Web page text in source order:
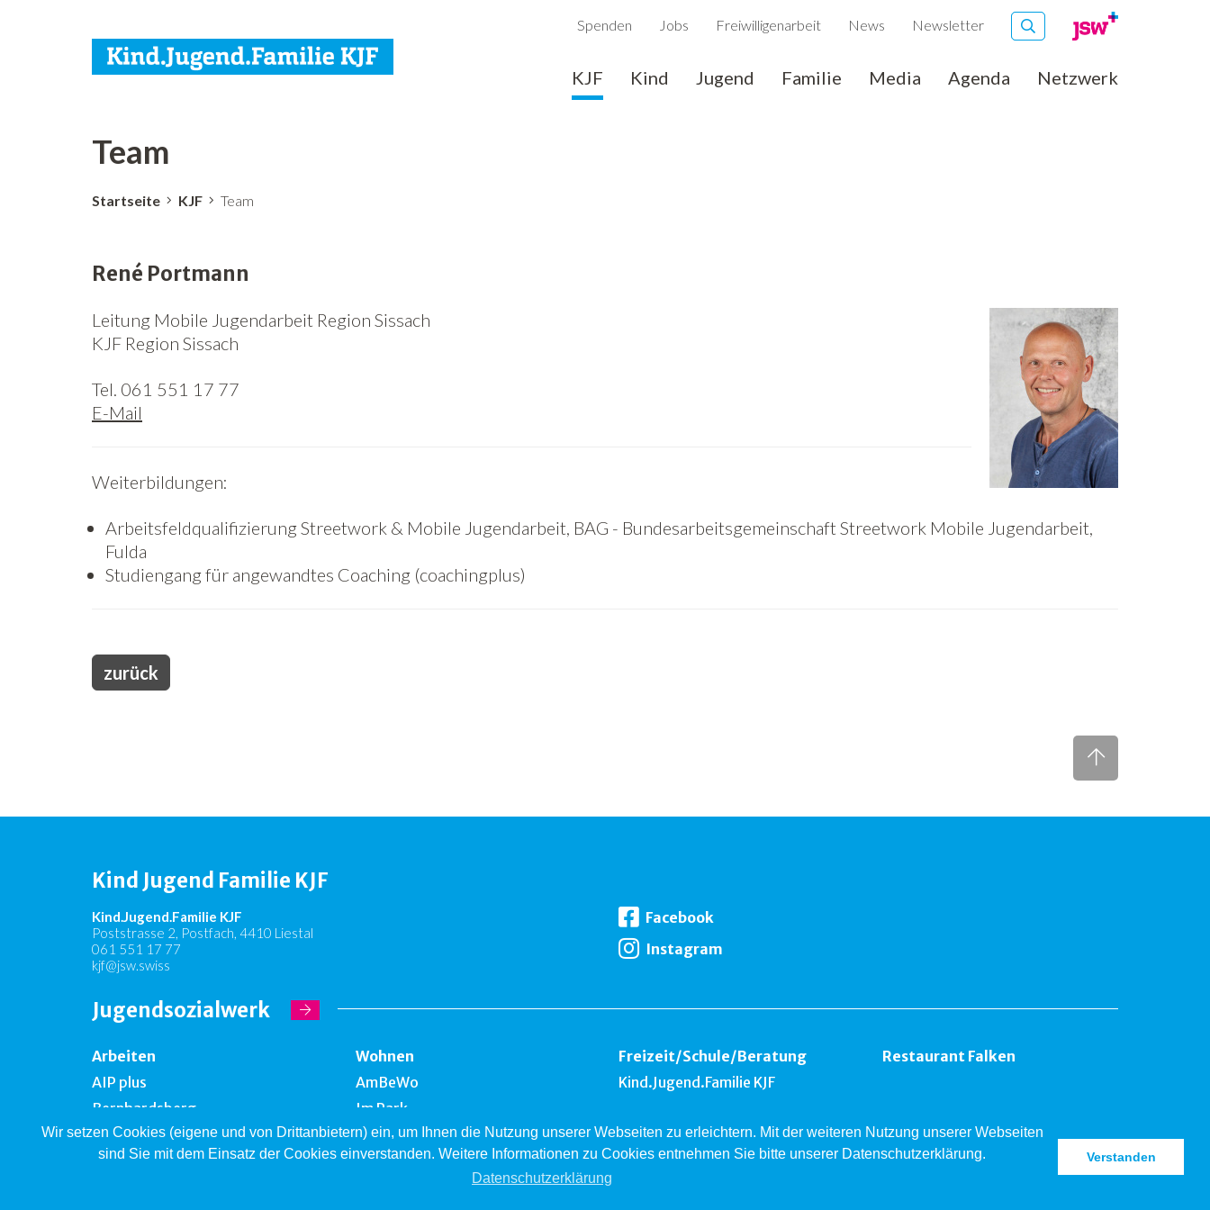
Wir setzen Cookies (eigene und von Drittanbietern) ein, um Ihnen die Nutzung unserer Webseiten zu erleichtern. Mit der weiteren Nutzung unserer Webseiten
sind Sie mit dem Einsatz der Cookies einverstanden. Weitere Informationen zu Cookies entnehmen Sie bitte unserer Datenschutzerklärung.
Datenschutzerklärung
Verstanden
Spenden Jobs Freiwilligenarbeit News Newsletter
KJF Kind Jugend Familie Media Agenda Netzwerk
Team
Startseite KJF Team
René Portmann
Leitung Mobile Jugendarbeit Region Sissach
KJF Region Sissach
Tel. 061 551 17 77
E-Mail
Weiterbildungen:
Arbeitsfeldqualifizierung Streetwork & Mobile Jugendarbeit, BAG - Bundesarbeitsgemeinschaft Streetwork Mobile Jugendarbeit,
Fulda
Studiengang für angewandtes Coaching (coachingplus)
zurück
Kind Jugend Familie KJF
Kind.Jugend.Familie KJF
Poststrasse 2, Postfach, 4410 Liestal
061 551 17 77
kjf@jsw.swiss
Facebook
Instagram
Jugendsozialwerk
Arbeiten
AIP plus
Bernhardsberg
Take off
Brockenhallen
Wohnen
AmBeWo
Im Park
Falkennest
Bernhardsberg
Freizeit/Schule/Beratung
Kind.Jugend.Familie KJF
Restaurant Falken